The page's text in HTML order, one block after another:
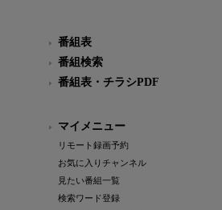
番組表
番組検索
番組表・チラシPDF
マイメニュー
リモート録画予約
お気に入りチャンネル
見たい番組一覧
検索ワード登録